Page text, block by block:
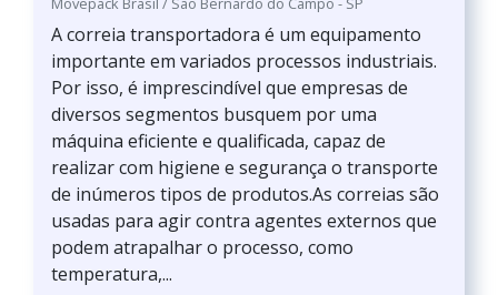
A correia transportadora é um equipamento
importante em variados processos industriais.
Por isso, é imprescindível que empresas de
diversos segmentos busquem por uma
máquina eficiente e qualificada, capaz de
realizar com higiene e segurança o transporte
de inúmeros tipos de produtos.As correias são
usadas para agir contra agentes externos que
podem atrapalhar o processo, como
temperatura,...